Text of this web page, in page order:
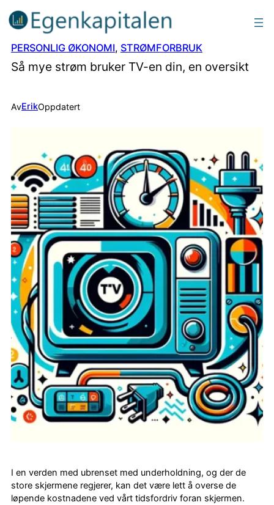
PERSONLIG ØKONOMI, STRØMFORBRUK
Så mye strøm bruker TV-en din, en oversikt
AvErikOppdatert
I en verden med ubrenset med underholdning, og der de
store skjermene regjerer, kan det være lett å overse de
løpende kostnadene ved vårt tidsfordriv foran skjermen.